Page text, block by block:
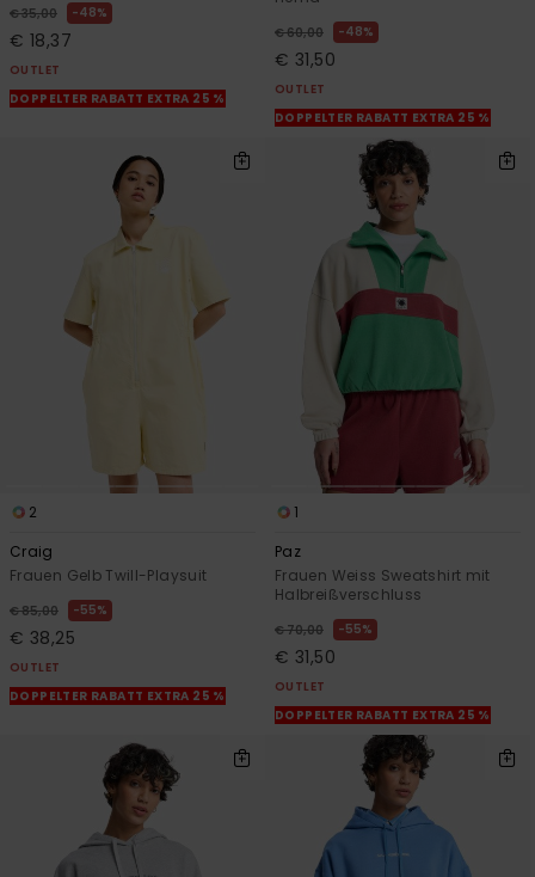
€ 35,00 48%
€ 18,37
OUTLET
DOPPELTER RABATT EXTRA 25 %
€ 60,00 48%
€ 31,50
OUTLET
DOPPELTER RABATT EXTRA 25 %
2
Craig
Frauen Gelb Twill-Playsuit
€ 85,00 55%
€ 38,25
OUTLET
DOPPELTER RABATT EXTRA 25 %
1
Paz
Frauen Weiss Sweatshirt mit
Halbreißverschluss
€ 70,00 55%
€ 31,50
OUTLET
DOPPELTER RABATT EXTRA 25 %